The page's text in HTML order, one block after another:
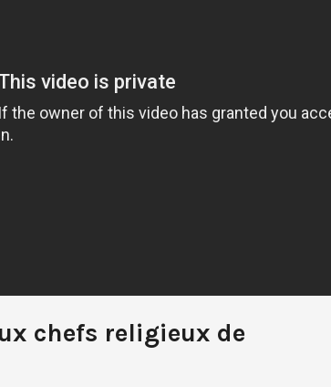
chefs religieux de